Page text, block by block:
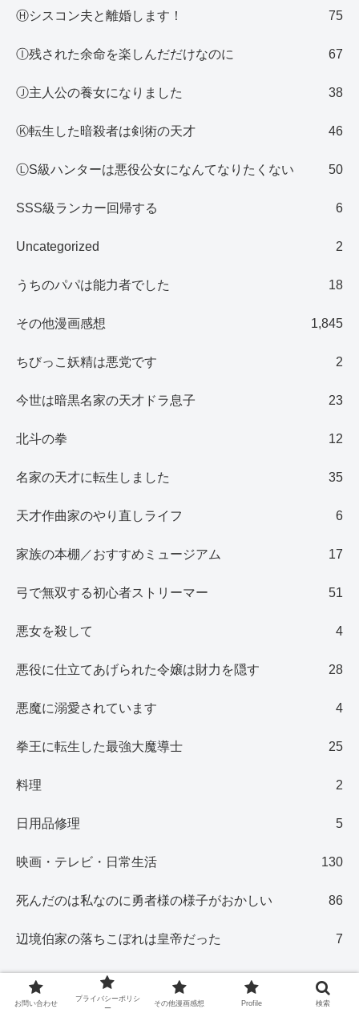
Ⓗシスコン夫と離婚します！ 75
Ⓘ残された余命を楽しんだだけなのに 67
Ⓙ主人公の養女になりました 38
Ⓚ転生した暗殺者は剣術の天才 46
ⓁS級ハンターは悪役公女になんてなりたくない 50
SSS級ランカー回帰する 6
Uncategorized 2
うちのパパは能力者でした 18
その他漫画感想 1,845
ちびっこ妖精は悪党です 2
今世は暗黒名家の天才ドラ息子 23
北斗の拳 12
名家の天才に転生しました 35
天才作曲家のやり直しライフ 6
家族の本棚／おすすめミュージアム 17
弓で無双する初心者ストリーマー 51
悪女を殺して 4
悪役に仕立てあげられた令嬢は財力を隠す 28
悪魔に溺愛されています 4
拳王に転生した最強大魔導士 25
料理 2
日用品修理 5
映画・テレビ・日常生活 130
死んだのは私なのに勇者様の様子がおかしい 86
辺境伯家の落ちこぼれは皇帝だった 7
お問い合わせ
プライバシーポリシ
ー
その他漫画感想 Profile 検索